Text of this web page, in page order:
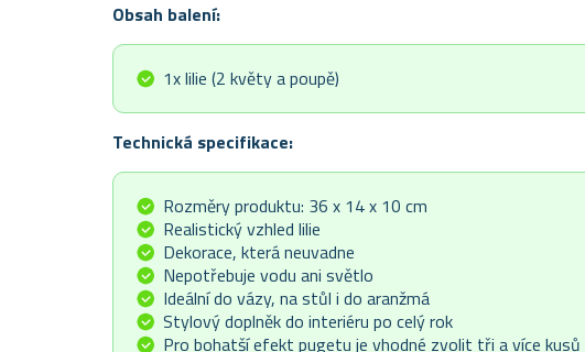
Obsah balení:
1x lilie (2 květy a poupě)
Technická specifikace:
Rozměry produktu: 36 x 14 x 10 cm
Realistický vzhled lilie
Dekorace, která neuvadne
Nepotřebuje vodu ani světlo
Ideální do vázy, na stůl i do aranžmá
Stylový doplněk do interiéru po celý rok
Pro bohatší efekt pugetu je vhodné zvolit tři a více kusů